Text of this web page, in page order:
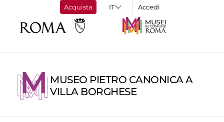
Acquista Accedi
MUSEO PIETRO CANONICA A
VILLA BORGHESE